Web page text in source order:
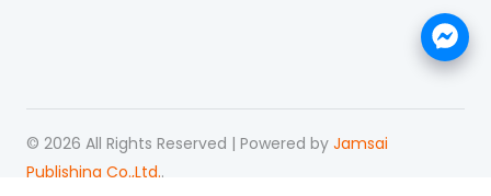
© 2026 All Rights Reserved | Powered by Jamsai
Publishing Co.,Ltd..